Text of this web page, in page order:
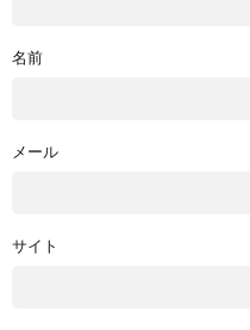
名前
メール
サイト